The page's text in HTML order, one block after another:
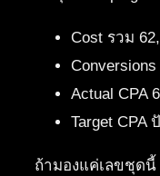
Cost รวม
Conversions
Actual CPA
Target CPA
ถ้ามองแค่เลขชุด